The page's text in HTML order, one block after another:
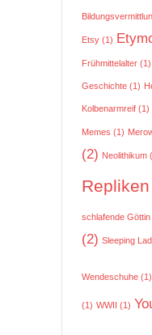
Etsy (1)
Frühmittelalter (1)
Geschichte (1)
Kolbenarmreif (1)
Memes (1)
(2) Neolithikum
Repliken
schlafende Göttin
(2) Sleeping
Wendeschuhe (1)
(1) WWII (1)